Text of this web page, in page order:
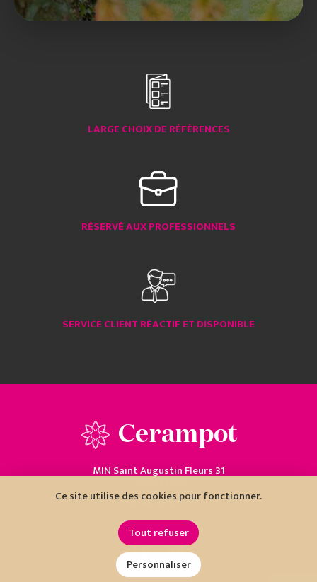
LARGE CHOIX DE RÉFÉRENCES
RÉSERVÉ AUX PROFESSIONNELS
SERVICE CLIENT RÉACTIF ET DISPONIBLE
Cerampot
MIN Saint Augustin Fleurs 31
04 93 18 80 10
Ce site utilise des cookies pour fonctionner.
Tout refuser
Personnaliser